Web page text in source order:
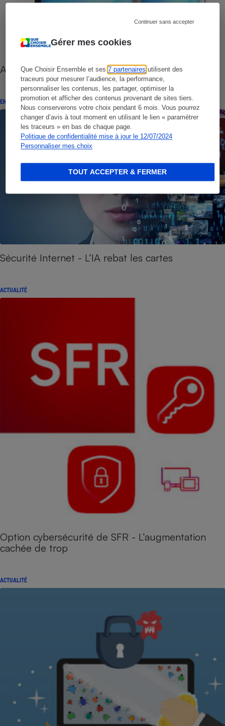
Gérer mes cookies
Que Choisir Ensemble et ses7 partenaires utilisent des
traceurs pour mesurer l’audience, la performance,
personnaliser les contenus, les partager, optimiser la
promotion et afficher des contenus provenant de sites tiers.
Nous conserverons votre choix pendant 6 mois. Vous pourrez
changer d’avis à tout moment en utilisant le lien « paramétrer
les traceurs » en bas de chaque page.
Politique de confidentialité mise à jour le 12/07/2024
Personnaliser mes choix
Continuer sans accepter
TOUT ACCEPTER & FERMER
Antivirus - Comparatif Antivirus payants
ENQUÊTE
Sécurité Internet - L’IA rebat les cartes
ACTUALITÉ
Option cybersécurité de SFR - L’augmentation
cachée de trop
ACTUALITÉ